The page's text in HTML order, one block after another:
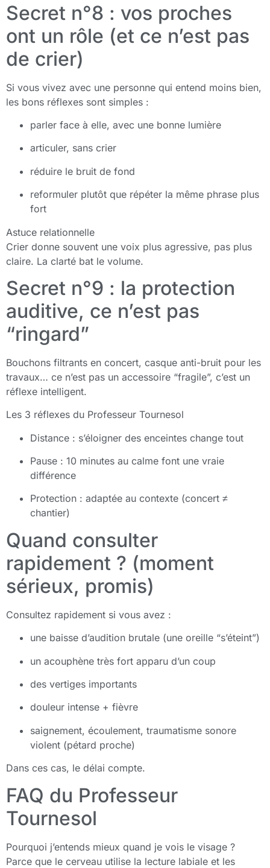
Secret n°8 : vos proches
ont un rôle (et ce n’est pas
de crier)
Si vous vivez avec une personne qui entend moins bien,
les bons réflexes sont simples :
parler face à elle, avec une bonne lumière
articuler, sans crier
réduire le bruit de fond
reformuler plutôt que répéter la même phrase plus
fort
Astuce relationnelle
Crier donne souvent une voix plus agressive, pas plus
claire. La clarté bat le volume.
Secret n°9 : la protection
auditive, ce n’est pas
“ringard”
Bouchons filtrants en concert, casque anti-bruit pour les
travaux… ce n’est pas un accessoire “fragile”, c’est un
réflexe intelligent.
Les 3 réflexes du Professeur Tournesol
Distance : s’éloigner des enceintes change tout
Pause : 10 minutes au calme font une vraie
différence
Protection : adaptée au contexte (concert ≠
chantier)
Quand consulter
rapidement ? (moment
sérieux, promis)
Consultez rapidement si vous avez :
une baisse d’audition brutale (une oreille “s’éteint”)
un acouphène très fort apparu d’un coup
des vertiges importants
douleur intense + fièvre
saignement, écoulement, traumatisme sonore
violent (pétard proche)
Dans ces cas, le délai compte.
FAQ du Professeur
Tournesol
Pourquoi j’entends mieux quand je vois le visage ?
Parce que le cerveau utilise la lecture labiale et les